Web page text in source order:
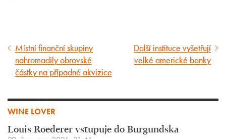
Předcházející
článek
Místní finanční skupiny
nahromadily obrovské
částky na případné akvizice
Následující
článek
Další instituce vyšetřují
velké americké banky
WINE LOVER
Louis Roederer vstupuje do Burgundska